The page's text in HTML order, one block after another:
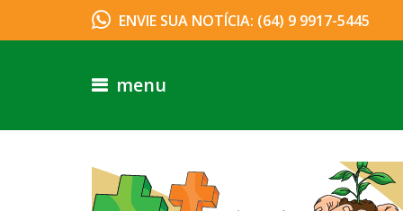
ENVIE SUA NOTÍCIA: (64) 9 9917-5445
menu